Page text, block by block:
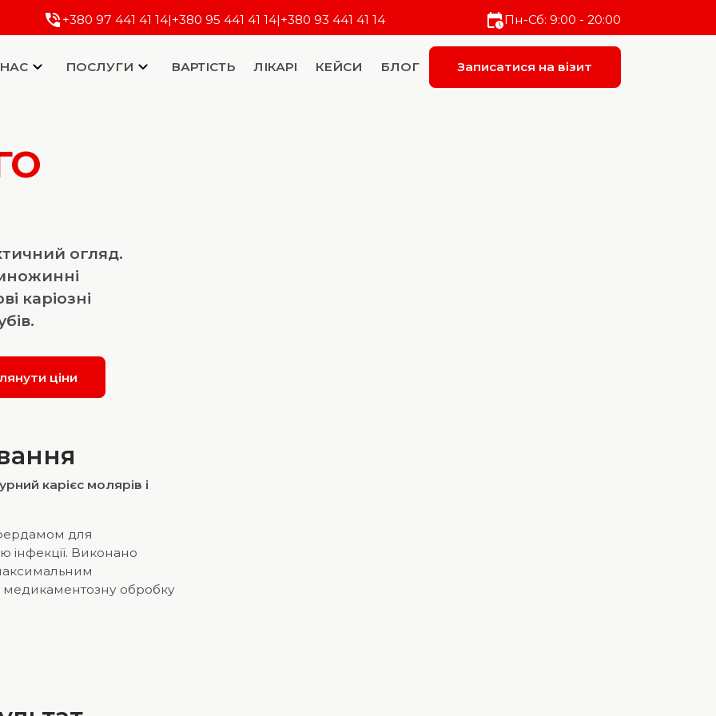
+380 97 441 41 14|+380 95 441 41 14|+380 93 441 41 14 Пн-Сб: 9:00 - 20:00
ПОСЛУГИ ВАРТІСТЬ ЛІКАРІ КЕЙСИ БЛОГ Записатися на візит
огляд.
каріозні
ціни
карієс молярів і
для
інфекції. Виконано
медикаментозну обробку